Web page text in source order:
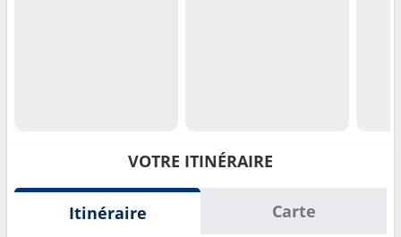
VOTRE ITINÉRAIRE
Itinéraire Carte